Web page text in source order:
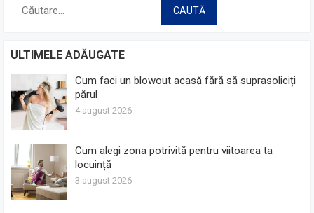
Caută
ULTIMELE ADĂUGATE
Cum faci un blowout acasă fără să suprasoliciți
părul
4 august 2026
Cum alegi zona potrivită pentru viitoarea ta
locuință
3 august 2026